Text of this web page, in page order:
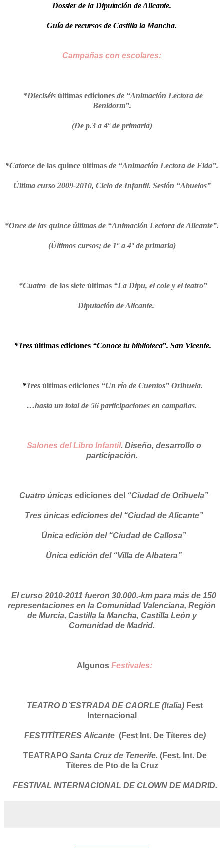
Dossier de la Diputación de Alicante.
Guía de recursos de Castilla la Mancha.
Campañas con escolares:
*Dieciséisúltimas edicionesde “Animación Lectora de
Benidorm”.
(De p.3 a 4º de primaria)
*Catorce de las quince últimas de “Animación Lectora de Elda”.
Última curso 2009-2010, Ciclo de Infantil. Sesión “Abuelos”
*Once de las quince últimas de “Animación Lectora de Alicante”.
(Últimos cursos; de 1º a 4º de primaria)
*Cuatro de las siete últimas “La Dipu, el cole y el teatro”
Diputación de Alicante.
*Tres últimas ediciones “Conoce tu biblioteca”. San Vicente.
*Tres últimas ediciones “Un río de Cuentos” Orihuela.
…hasta un total de 56 participaciones en campañas.
Salones del Libro Infantil. Diseño, desarrollo o
participación.
Cuatro únicas ediciones del “Ciudad de Orihuela”
Tres únicas ediciones del “Ciudad de Alicante”
Única edición del “Ciudad de Callosa”
Única edición del “Villa de Albatera”
El curso 2010-2011 fueron 30.000.-km para más de 150
representaciones en la Comunidad Valenciana, Región
de Murcia, Castilla la Mancha, Castilla León y
Comunidad de Madrid.
Algunos Festivales:
TEATRO D`ESTRADA DE CAORLE (Italia) Fest
Internacional
FESTITÍTERES Alicante (Fest Int. De Títeres de)
TEATRAPO Santa Cruz de Tenerife. (Fest. Int. De
Títeres de Pto de la Cruz
FESTIVAL INTERNACIONAL DE CLOWN DE MADRID.